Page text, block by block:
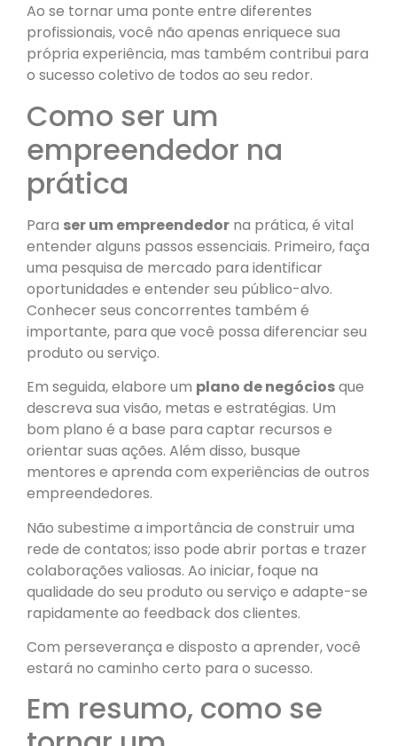
Ao se tornar uma ponte entre diferentes
profissionais, você não apenas enriquece sua
própria experiência, mas também contribui para
o sucesso coletivo de todos ao seu redor.
Como ser um
empreendedor na
prática
Para ser um empreendedor na prática, é vital
entender alguns passos essenciais. Primeiro, faça
uma pesquisa de mercado para identificar
oportunidades e entender seu público-alvo.
Conhecer seus concorrentes também é
importante, para que você possa diferenciar seu
produto ou serviço.
Em seguida, elabore um plano de negóciosque
descreva sua visão, metas e estratégias. Um
bom plano é a base para captar recursos e
orientar suas ações. Além disso, busque
mentores e aprenda com experiências de outros
empreendedores.
Não subestime a importância de construir uma
rede de contatos; isso pode abrir portas e trazer
colaborações valiosas. Ao iniciar, foque na
qualidade do seu produto ou serviço e adapte-se
rapidamente ao feedback dos clientes.
Com perseverança e disposto a aprender, você
estará no caminho certo para o sucesso.
Em resumo, como se